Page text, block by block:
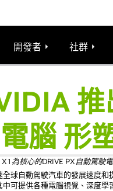
開發者 社群
腦 形
X1為核心的DRIVE PX自動駕駛
全球自動駕駛汽車的發展速度
中可提供各種電腦視覺、深度學